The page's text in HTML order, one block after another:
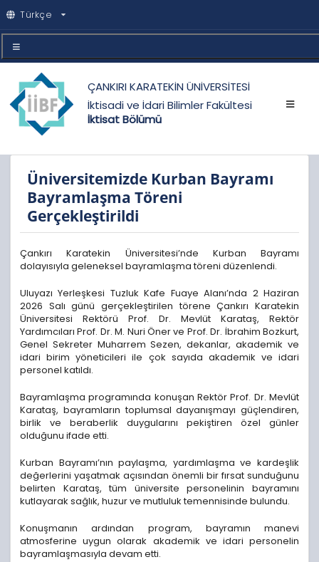
Türkçe
ÇANKIRI KARATEKİN ÜNİVERSİTESİ
İktisadi ve İdari Bilimler Fakültesi
İktisat Bölümü
Üniversitemizde Kurban Bayramı
Bayramlaşma Töreni
Gerçekleştirildi
Çankırı Karatekin Üniversitesi’nde Kurban Bayramı
dolayısıyla geleneksel bayramlaşma töreni düzenlendi.
Uluyazı Yerleşkesi Tuzluk Kafe Fuaye Alanı’nda 2 Haziran
2026 Salı günü gerçekleştirilen törene Çankırı Karatekin
Üniversitesi Rektörü Prof. Dr. Mevlüt Karataş, Rektör
Yardımcıları Prof. Dr. M. Nuri Öner ve Prof. Dr. İbrahim Bozkurt,
Genel Sekreter Muharrem Sezen, dekanlar, akademik ve
idari birim yöneticileri ile çok sayıda akademik ve idari
personel katıldı.
Bayramlaşma programında konuşan Rektör Prof. Dr. Mevlüt
Karataş, bayramların toplumsal dayanışmayı güçlendiren,
birlik ve beraberlik duygularını pekiştiren özel günler
olduğunu ifade etti.
Kurban Bayramı’nın paylaşma, yardımlaşma ve kardeşlik
değerlerini yaşatmak açısından önemli bir fırsat sunduğunu
belirten Karataş, tüm üniversite personelinin bayramını
kutlayarak sağlık, huzur ve mutluluk temennisinde bulundu.
Konuşmanın ardından program, bayramın manevi
atmosferine uygun olarak akademik ve idari personelin
bayramlaşmasıyla devam etti.